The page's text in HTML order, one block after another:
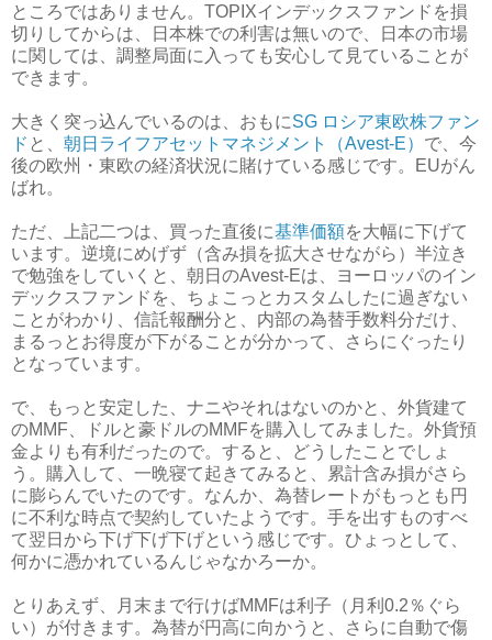
ところではありません。TOPIXインデックスファンドを損
切りしてからは、日本株での利害は無いので、日本の市場
に関しては、調整局面に入っても安心して見ていることが
できます。
大きく突っ込んでいるのは、おもにSG ロシア東欧株ファン
ド と、 朝日ライフアセットマネジメント（Avest-E） で、今
後の欧州・東欧の経済状況に賭けている感じです。EUがん
ばれ。
ただ、上記二つは、買った直後に基準価額を大幅に下げて
います。逆境にめげず（含み損を拡大させながら）半泣き
で勉強をしていくと、朝日のAvest-Eは、ヨーロッパのイン
デックスファンドを、ちょこっとカスタムしたに過ぎない
ことがわかり、信託報酬分と、内部の為替手数料分だけ、
まるっとお得度が下がることが分かって、さらにぐったり
となっています。
で、もっと安定した、ナニやそれはないのかと、外貨建て
のMMF、ドルと豪ドルのMMFを購入してみました。外貨預
金よりも有利だったので。すると、どうしたことでしょ
う。購入して、一晩寝て起きてみると、累計含み損がさら
に膨らんでいたのです。なんか、為替レートがもっとも円
に不利な時点で契約していたようです。手を出すものすべ
て翌日から下げ下げ下げという感じです。ひょっとして、
何かに憑かれているんじゃなかろーか。
とりあえず、月末まで行けばMMFは利子（月利0.2％ぐら
い）が付きます。為替が円高に向かうと、さらに自動で傷